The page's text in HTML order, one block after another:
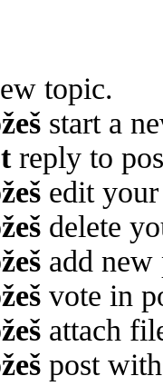
topic.
start a
reply to
edit
delete
add new
vote in
attach
post